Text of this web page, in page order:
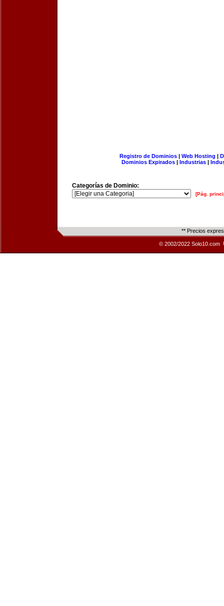
Registro de Dominios| Web Hosting |
Dominios Expirados | Industrias |
Categorías de Dominio:
[Pág.
** Precios
© 2002/2022 Solo10.com